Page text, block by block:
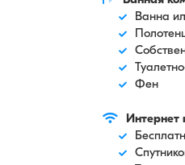
Ванна
Фен
Интернет